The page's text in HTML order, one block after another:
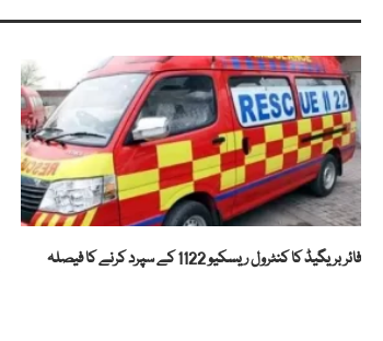
فائر بریگیڈ کا کنٹرول ریسکیو 1122 کے سپرد کرنے کا فیصلہ